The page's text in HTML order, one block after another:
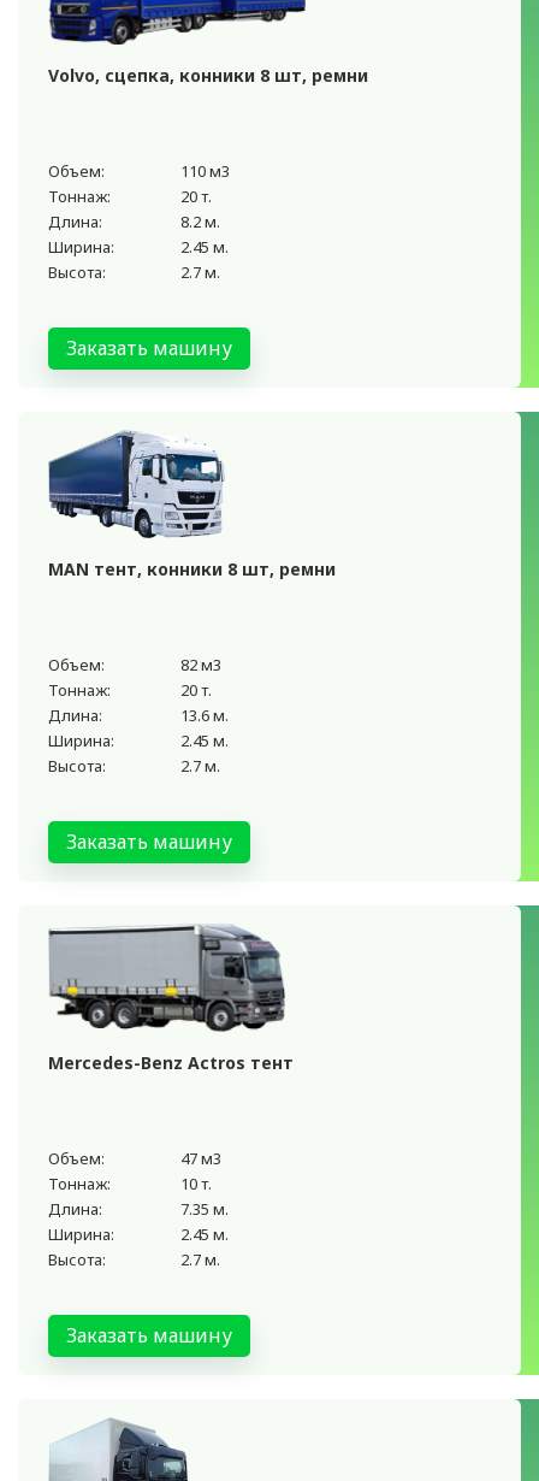
Volvo, сцепка, конники 8 шт, ремни
Объем:
110 м3
Тоннаж:
20 т.
Длина:
8.2 м.
Ширина:
2.45 м.
Высота:
2.7 м.
Заказать машину
MAN тент, конники 8 шт, ремни
Объем:
82 м3
Тоннаж:
20 т.
Длина:
13.6 м.
Ширина:
2.45 м.
Высота:
2.7 м.
Заказать машину
Mercedes-Benz Actros тент
Объем:
47 м3
Тоннаж:
10 т.
Длина:
7.35 м.
Ширина:
2.45 м.
Высота:
2.7 м.
Заказать машину